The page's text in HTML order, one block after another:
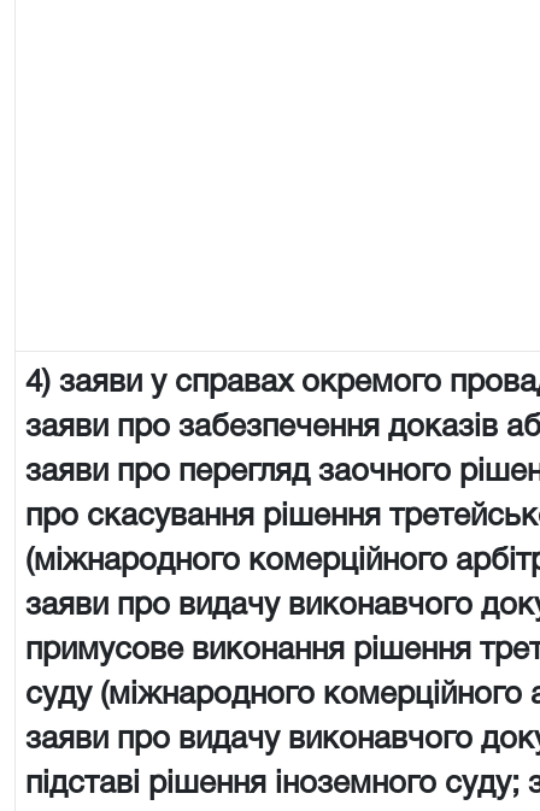
4) заяви у справах окремого
заяви про забезпечення доказів
заяви про перегляд заочного
про скасування рішення
(міжнародного комерційного
заяви про видачу виконавчого
примусове виконання рішення
суду (міжнародного комерційного
заяви про видачу виконавчого
підставі рішення іноземного суду;